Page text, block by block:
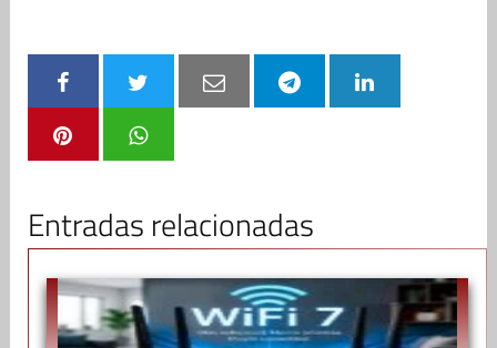
Entradas relacionadas